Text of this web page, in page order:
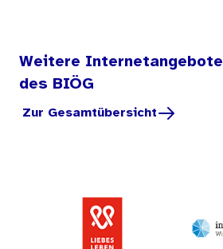
Weitere Internetangebote
des BIÖG
Zur Gesamtübersicht